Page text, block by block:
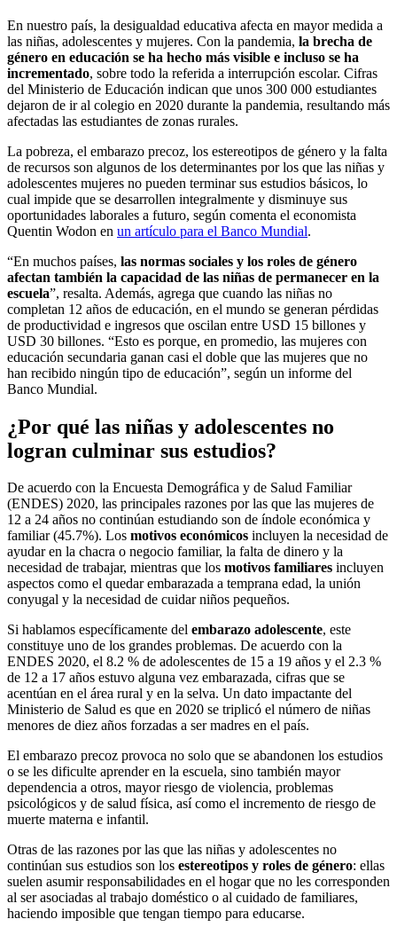
En nuestro país, la desigualdad educativa afecta en mayor medida a
las niñas, adolescentes y mujeres. Con la pandemia, la brecha de
género en educación se ha hecho más visible e incluso se ha
incrementado, sobre todo la referida a interrupción escolar. Cifras
del Ministerio de Educación indican que unos 300 000 estudiantes
dejaron de ir al colegio en 2020 durante la pandemia, resultando más
afectadas las estudiantes de zonas rurales.
La pobreza, el embarazo precoz, los estereotipos de género y la falta
de recursos son algunos de los determinantes por los que las niñas y
adolescentes mujeres no pueden terminar sus estudios básicos, lo
cual impide que se desarrollen integralmente y disminuye sus
oportunidades laborales a futuro, según comenta el economista
Quentin Wodon en un artículo para el Banco Mundial.
“En muchos países, las normas sociales y los roles de género
afectan también la capacidad de las niñas de permanecer en la
escuela”, resalta. Además, agrega que cuando las niñas no
completan 12 años de educación, en el mundo se generan pérdidas
de productividad e ingresos que oscilan entre USD 15 billones y
USD 30 billones. “Esto es porque, en promedio, las mujeres con
educación secundaria ganan casi el doble que las mujeres que no
han recibido ningún tipo de educación”, según un informe del
Banco Mundial.
¿Por qué las niñas y adolescentes no
logran culminar sus estudios?
De acuerdo con la Encuesta Demográfica y de Salud Familiar
(ENDES) 2020, las principales razones por las que las mujeres de
12 a 24 años no continúan estudiando son de índole económica y
familiar (45.7%). Los motivos económicos incluyen la necesidad de
ayudar en la chacra o negocio familiar, la falta de dinero y la
necesidad de trabajar, mientras que los motivos familiares incluyen
aspectos como el quedar embarazada a temprana edad, la unión
conyugal y la necesidad de cuidar niños pequeños.
Si hablamos específicamente del embarazo adolescente, este
constituye uno de los grandes problemas. De acuerdo con la
ENDES 2020, el 8.2 % de adolescentes de 15 a 19 años y el 2.3 %
de 12 a 17 años estuvo alguna vez embarazada, cifras que se
acentúan en el área rural y en la selva. Un dato impactante del
Ministerio de Salud es que en 2020 se triplicó el número de niñas
menores de diez años forzadas a ser madres en el país.
El embarazo precoz provoca no solo que se abandonen los estudios
o se les dificulte aprender en la escuela, sino también mayor
dependencia a otros, mayor riesgo de violencia, problemas
psicológicos y de salud física, así como el incremento de riesgo de
muerte materna e infantil.
Otras de las razones por las que las niñas y adolescentes no
continúan sus estudios son los estereotipos y roles de género: ellas
suelen asumir responsabilidades en el hogar que no les corresponden
al ser asociadas al trabajo doméstico o al cuidado de familiares,
haciendo imposible que tengan tiempo para educarse.